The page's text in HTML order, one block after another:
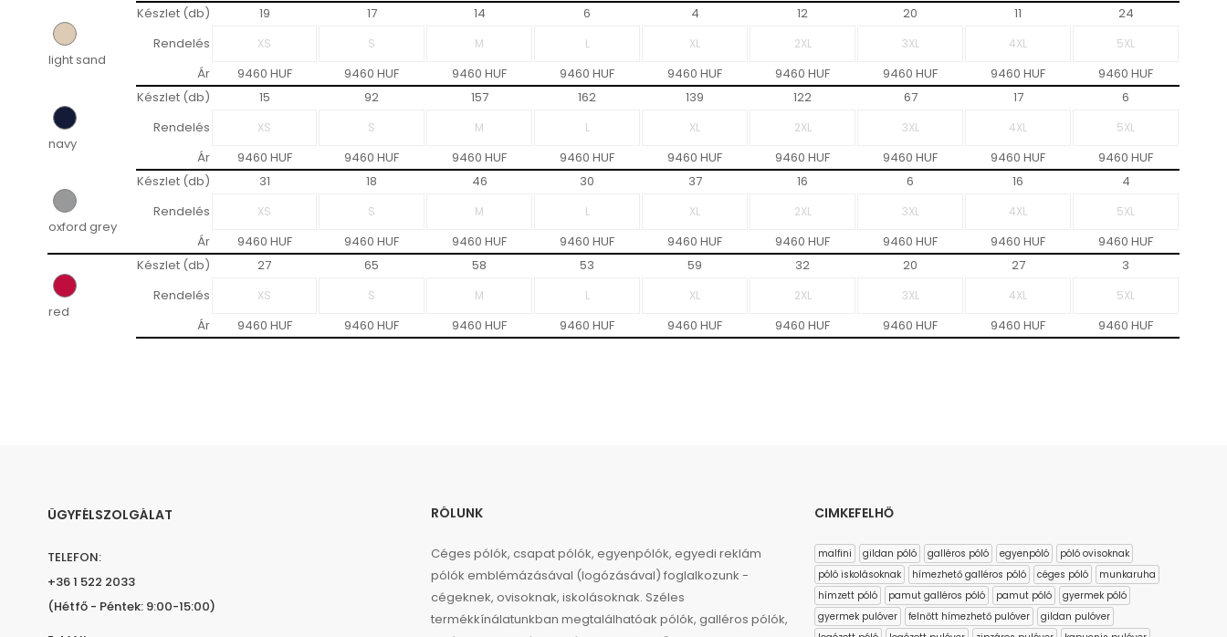
light sand
Készlet (db) 19 17 14 6 4 12 20 11
24
Rendelés
Ár
9460 HUF 9460 HUF 9460 HUF 9460 HUF 9460 HUF 9460 HUF 9460 HUF 9460 HUF 9460 HUF
navy
Készlet (db) 15 92 157 162 139 122 67 17
6
Rendelés
Ár
9460 HUF 9460 HUF 9460 HUF 9460 HUF 9460 HUF 9460 HUF 9460 HUF 9460 HUF 9460 HUF
oxford grey
Készlet (db) 31 18 46 30 37 16 6 16
4
Rendelés
Ár
9460 HUF 9460 HUF 9460 HUF 9460 HUF 9460 HUF 9460 HUF 9460 HUF 9460 HUF 9460 HUF
red
Készlet (db) 27 65 58 53 59 32 20 27
3
Rendelés
Ár
9460 HUF 9460 HUF 9460 HUF 9460 HUF 9460 HUF 9460 HUF 9460 HUF 9460 HUF 9460 HUF
ÜGYFÉLSZOLGÁLAT
TELEFON:
+36 1 522 2033
(Hétfő - Péntek: 9:00-15:00)
RÓLUNK
Céges pólók, csapat pólók, egyenpólók, egyedi reklám
pólók emblémázásával (logózásával) foglalkozunk -
cégeknek, ovisoknak, iskolásoknak. Széles
termékkínálatunkban megtalálhatóak pólók, galléros pólók,
CIMKEFELHŐ
malfini gildan póló galléros póló egyenpóló
póló ovisoknak
póló iskolásoknak
hímezhető galléros póló céges póló
munkaruha
hímzett póló
pamut galléros póló pamut póló
gyermek póló
gyermek pulóver
felnőtt hímezhető pulóver
gildan pulóver